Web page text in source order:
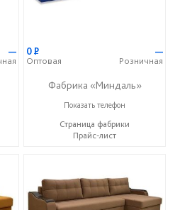
— 0Р
Оптовая
—
Розничная
Фабрика «Миндаль»
+7 (927) 630-62-82
Показать телефон
Страница фабрики
Прайс-лист